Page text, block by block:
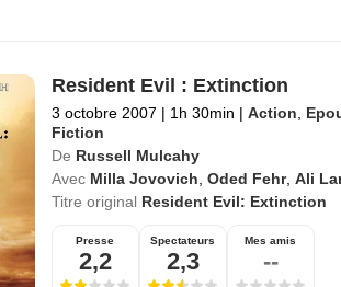
Resident Evil : Extinction
3 octobre 2007 | 1h 30min | Action,
Fiction
De Russell Mulcahy
Avec Milla Jovovich, Oded Fehr, Ali
Titre original Resident Evil: Extinction
Presse
2,2
Spectateurs
2,3
Mes amis
--